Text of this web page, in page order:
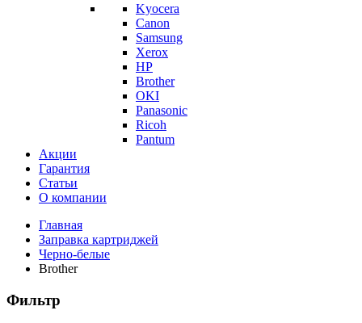
Kyocera
Canon
Samsung
Xerox
HP
Brother
OKI
Panasonic
Ricoh
Pantum
Акции
Гарантия
Статьи
О компании
Главная
Заправка картриджей
Черно-белые
Brother
Фильтр